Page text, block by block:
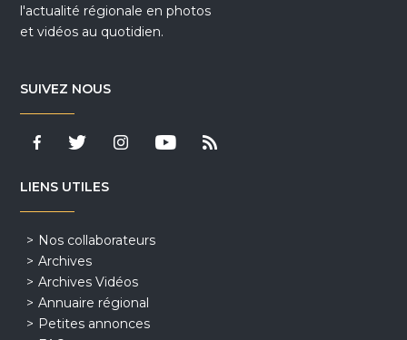
l'actualité régionale en photos
et vidéos au quotidien.
SUIVEZ NOUS
LIENS UTILES
Nos collaborateurs
Archives
Archives Vidéos
Annuaire régional
Petites annonces